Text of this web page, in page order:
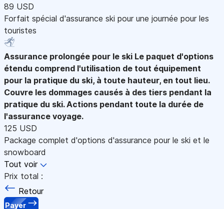
89 USD
Forfait spécial d'assurance ski pour une journée pour les
touristes
Assurance prolongée pour le ski Le paquet d'options
étendu comprend l'utilisation de tout équipement
pour la pratique du ski, à toute hauteur, en tout lieu.
Couvre les dommages causés à des tiers pendant la
pratique du ski. Actions pendant toute la durée de
l'assurance voyage.
125 USD
Package complet d'options d'assurance pour le ski et le
snowboard
Tout voir
Prix total :
Retour
Payer